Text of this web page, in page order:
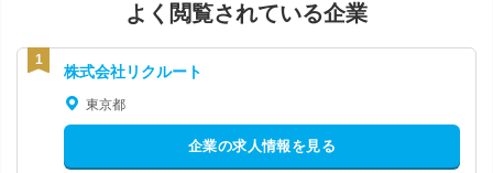
よく閲覧されている企業
株式会社リクルート
東京都
企業の求人情報を見る